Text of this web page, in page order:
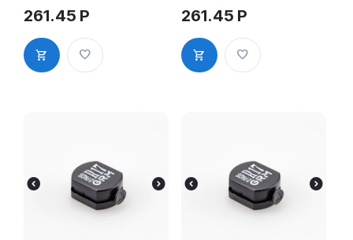
для GRM R12
2Pads
261.45 Р
для GRM R12
2Pads, синяя
261.45 Р